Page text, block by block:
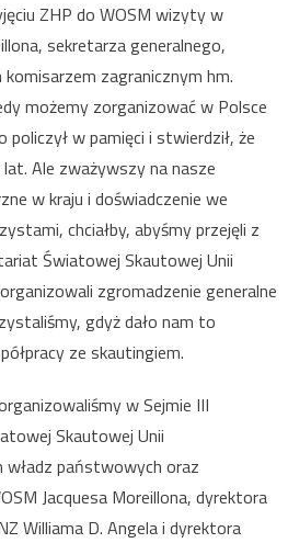
ZHP do WOSM wizyty w
sekretarza generalnego,
zagranicznym hm.
możemy zorganizować w Polsce
policzył w pamięci i stwierdził, że
Ale zważywszy na nasze
w kraju i doświadczenie we
chciałby, abyśmy przejęli z
Światowej Skautowej Unii
zgromadzenie generalne
gdyż dało nam to
ze skautingiem.
w Sejmie III
Skautowej Unii
władz państwowych oraz
Jacquesa Moreillona, dyrektora
Williama D. Angela i dyrektora